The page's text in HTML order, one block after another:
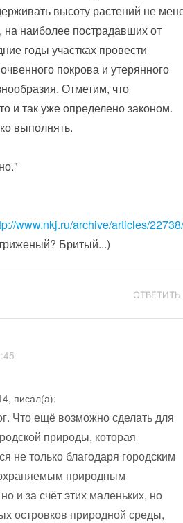
высоту растений не
на наиболее пострадавших от
годы участках провести
покрова и утерянного
Отметим, что
и так уже определено законом.
выполнять.
www.nkj.ru/archive/articles/
Бритый...)
ОТВЕТИТЬ
писал(а):
Что ещё возможно сделать для
природы, которая
не только благодаря городским
природным
и за счёт этих маленьких, но
островков природной среды,